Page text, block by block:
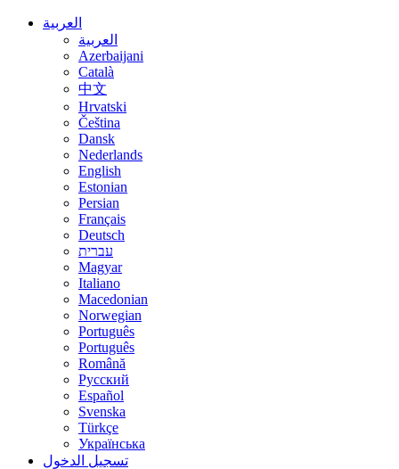
العربية
العربية
Azerbaijani
Català
中文
Hrvatski
Čeština
Dansk
Nederlands
English
Estonian
Persian
Français
Deutsch
עברית
Magyar
Italiano
Macedonian
Norwegian
Português
Português
Română
Русский
Español
Svenska
Türkçe
Українська
تسجيل الدخول